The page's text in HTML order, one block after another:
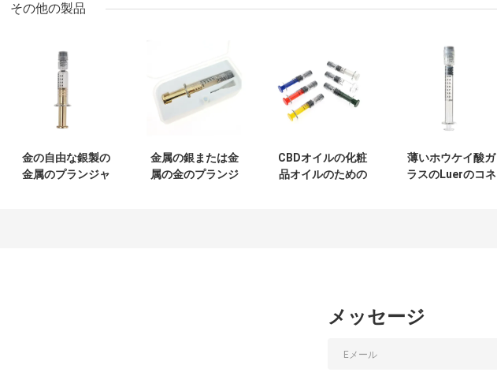
その他の製品
金の自由な銀製の
金属のプランジャ
金属の銀または金
属の金のプランジ
CBDオイルの化粧
品オイルのための
薄いホウケイ酸ガ
ラスのLuerのコネ
メッセージ